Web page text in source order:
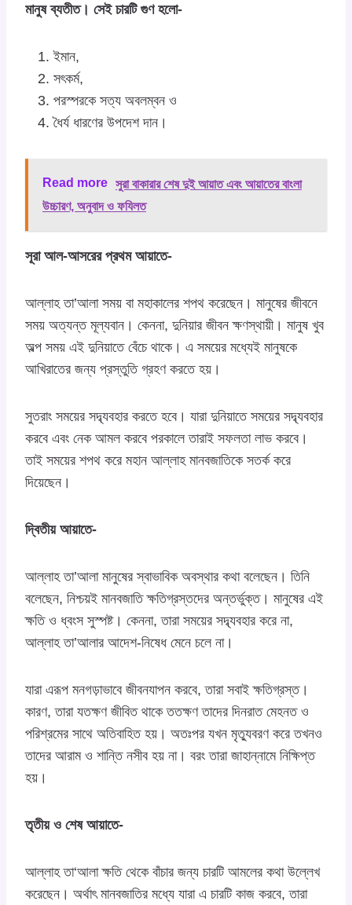
মানুষ ব্যতীত। সেই চারটি গুণ হলো-
ইমান,
সৎকর্ম,
পরস্পরকে সত্য অবলম্বন ও
ধৈর্য ধারণের উপদেশ দান।
Read more সুরা বাকারার শেষ দুই আয়াত এবং আয়াতের বাংলা
উচ্চারণ, অনুবাদ ও ফযিলত
সূরা আল-আসরের প্রথম আয়াতে-
আল্লাহ তা’আলা সময় বা মহাকালের শপথ করেছেন। মানুষের জীবনে
সময় অত্যন্ত মূল্যবান। কেননা, দুনিয়ার জীবন ক্ষণস্থায়ী। মানুষ খুব
অল্প সময় এই দুনিয়াতে বেঁচে থাকে। এ সময়ের মধ্যেই মানুষকে
আখিরাতের জন্য প্রস্তুতি গ্রহণ করতে হয়।
সুতরাং সময়ের সদ্ব্যবহার করতে হবে। যারা দুনিয়াতে সময়ের সদ্ব্যবহার
করবে এবং নেক আমল করবে পরকালে তারাই সফলতা লাভ করবে।
তাই সময়ের শপথ করে মহান আল্লাহ মানবজাতিকে সতর্ক করে
দিয়েছেন।
দ্বিতীয় আয়াতে-
আল্লাহ তা’আলা মানুষের স্বাভাবিক অবস্থার কথা বলেছেন। তিনি
বলেছেন, নিশ্চয়ই মানবজাতি ক্ষতিগ্রস্তদের অন্তর্ভুক্ত। মানুষের এই
ক্ষতি ও ধ্বংস সুস্পষ্ট। কেননা, তারা সময়ের সদ্ব্যবহার করে না,
আল্লাহ তা’আলার আদেশ-নিষেধ মেনে চলে না।
যারা এরূপ মনগড়াভাবে জীবনযাপন করবে, তারা সবাই ক্ষতিগ্রস্ত।
কারণ, তারা যতক্ষণ জীবিত থাকে ততক্ষণ তাদের দিনরাত মেহনত ও
পরিশ্রমের সাথে অতিবাহিত হয়। অতঃপর যখন মৃত্যুবরণ করে তখনও
তাদের আরাম ও শান্তি নসীব হয় না। বরং তারা জাহান্নামে নিক্ষিপ্ত
হয়।
তৃতীয় ও শেষ আয়াতে-
আল্লাহ তা‘আলা ক্ষতি থেকে বাঁচার জন্য চারটি আমলের কথা উল্লেখ
করেছেন। অর্থাৎ মানবজাতির মধ্যে যারা এ চারটি কাজ করবে, তারা